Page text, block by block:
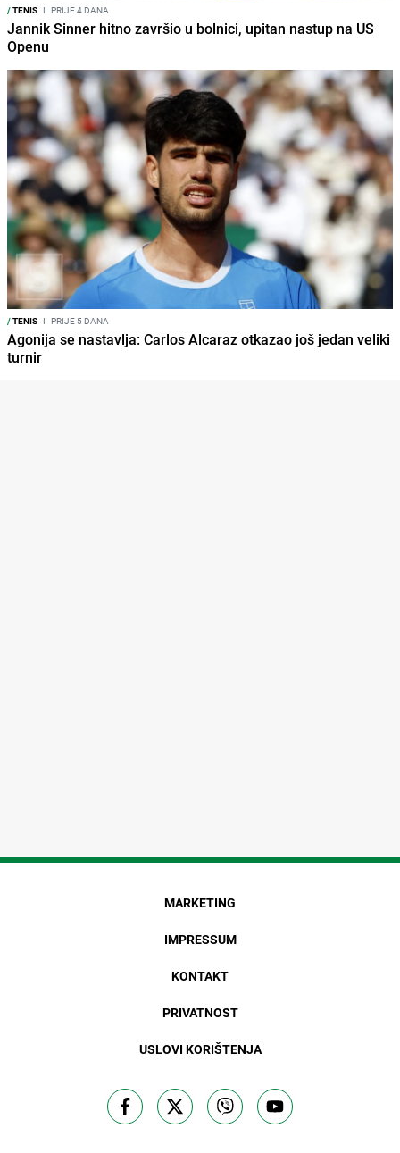
/TENIS I PRIJE 4 DANA
Jannik Sinner hitno završio u bolnici, upitan nastup na US
Openu
/TENIS I PRIJE 5 DANA
Agonija se nastavlja: Carlos Alcaraz otkazao još jedan veliki
turnir
MARKETING
IMPRESSUM
KONTAKT
PRIVATNOST
USLOVI KORIŠTENJA